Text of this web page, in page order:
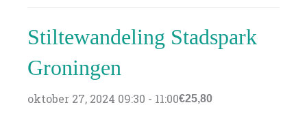
Stiltewandeling Stadspark
Groningen
oktober 27, 2024 09:30 - 11:00€25,80